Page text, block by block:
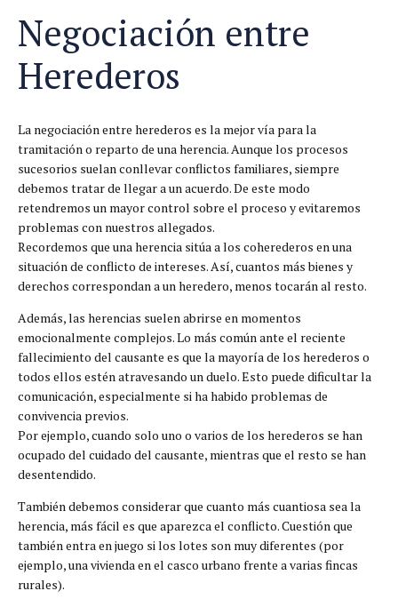
Negociación entre
Herederos
La negociación entre herederos es la mejor vía para la
tramitación o reparto de una herencia. Aunque los procesos
sucesorios suelan conllevar conflictos familiares, siempre
debemos tratar de llegar a un acuerdo. De este modo
retendremos un mayor control sobre el proceso y evitaremos
problemas con nuestros allegados.
Recordemos que una herencia sitúa a los coherederos en una
situación de conflicto de intereses. Así, cuantos más bienes y
derechos correspondan a un heredero, menos tocarán al resto.
Además, las herencias suelen abrirse en momentos
emocionalmente complejos. Lo más común ante el reciente
fallecimiento del causante es que la mayoría de los herederos o
todos ellos estén atravesando un duelo. Esto puede dificultar la
comunicación, especialmente si ha habido problemas de
convivencia previos.
Por ejemplo, cuando solo uno o varios de los herederos se han
ocupado del cuidado del causante, mientras que el resto se han
desentendido.
También debemos considerar que cuanto más cuantiosa sea la
herencia, más fácil es que aparezca el conflicto. Cuestión que
también entra en juego si los lotes son muy diferentes (por
ejemplo, una vivienda en el casco urbano frente a varias fincas
rurales).